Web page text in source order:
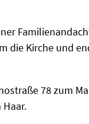
die Kirche und
78 zum